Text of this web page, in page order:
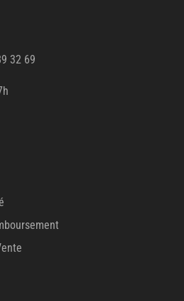
32 69